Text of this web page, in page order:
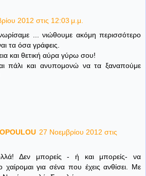
2012 στις 12:03 μ.μ.
... νιώθουμε ακόμη περισσότερο
τα όσα γράφεις.
και θετική αύρα γύρω σου!
πάλι και ανυπομονώ να τα ξαναπούμε
27 Νοεμβρίου 2012 στις
Δεν μπορείς - ή και μπορείς- να
χαίρομαι για σένα που έχεις ανθίσει. Με